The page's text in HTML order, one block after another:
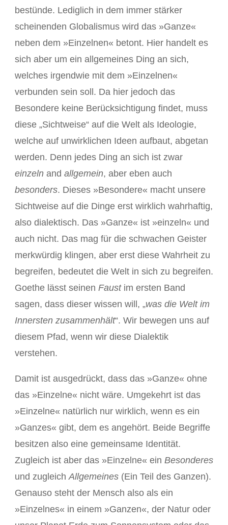
bestünde. Lediglich in dem immer stärker
scheinenden Globalismus wird das »Ganze«
neben dem »Einzelnen« betont. Hier handelt es
sich aber um ein allgemeines Ding an sich,
welches irgendwie mit dem »Einzelnen«
verbunden sein soll. Da hier jedoch das
Besondere keine Berücksichtigung findet, muss
diese „Sichtweise“ auf die Welt als Ideologie,
welche auf unwirklichen Ideen aufbaut, abgetan
werden. Denn jedes Ding an sich ist zwar
einzelnand allgemein, aber eben auch
besonders. Dieses »Besondere« macht unsere
Sichtweise auf die Dinge erst wirklich wahrhaftig,
also dialektisch. Das »Ganze« ist »einzeln« und
auch nicht. Das mag für die schwachen Geister
merkwürdig klingen, aber erst diese Wahrheit zu
begreifen, bedeutet die Welt in sich zu begreifen.
Goethe lässt seinen Faustim ersten Band
sagen, dass dieser wissen will, „was die Welt im
Innersten zusammenhält“. Wir bewegen uns auf
diesem Pfad, wenn wir diese Dialektik
verstehen.
Damit ist ausgedrückt, dass das »Ganze« ohne
das »Einzelne« nicht wäre. Umgekehrt ist das
»Einzelne« natürlich nur wirklich, wenn es ein
»Ganzes« gibt, dem es angehört. Beide Begriffe
besitzen also eine gemeinsame Identität.
Zugleich ist aber das »Einzelne« ein Besonderes
und zugleichAllgemeines(Ein Teil des Ganzen).
Genauso steht der Mensch also als ein
»Einzelnes« in einem »Ganzen«, der Natur oder